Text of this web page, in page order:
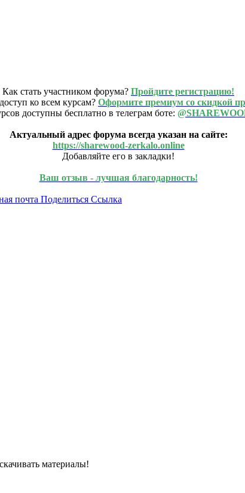
Как стать участником форума? Пройдите регистрацию!
ко всем курсам? Оформите премиум со скидкой
доступны бесплатно в телеграм боте:
Актуальный адрес форума всегда указан на сайте:
https://sharewood-zerkalo.online
Добавляйте его в закладки!
Ваш отзыв - лучшая благодарность!
почта Поделиться Ссылка
материалы!